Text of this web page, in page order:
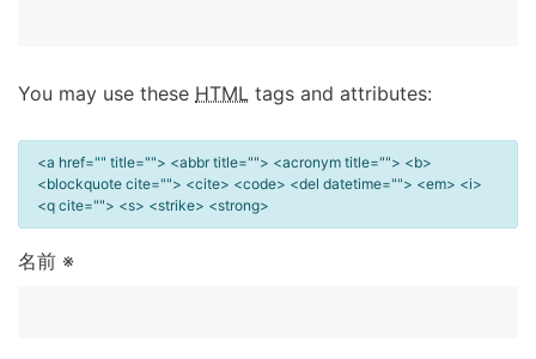
You may use these HTML tags and attributes:
<a href="" title=""> <abbr title=""> <acronym title=""> <b>
<blockquote cite=""> <cite> <code> <del datetime=""> <em> <i>
<q cite=""> <s> <strike> <strong>
名前 ※